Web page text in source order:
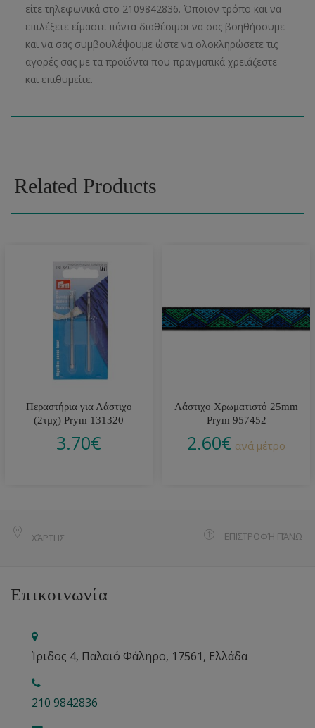
είτε τηλεφωνικά στο 2109842836. Όποιον τρόπο και να
επιλέξετε είμαστε πάντα διαθέσιμοι να σας βοηθήσουμε
και να σας συμβουλέψουμε ώστε να ολοκληρώσετε τις
αγορές σας με τα προϊόντα που πραγματικά χρειάζεστε
και επιθυμείτε.
Related Products
Περαστήρια για Λάστιχο
(2τμχ) Prym 131320
3.70€
Λάστιχο Χρωματιστό 25mm
Prym 957452
2.60€ ανά μέτρο
ΧΆΡΤΗΣ ΕΠΙΣΤΡΟΦΉ ΠΆΝΩ
Επικοινωνία
Ίριδος 4, Παλαιό Φάληρο, 17561, Ελλάδα
210 9842836